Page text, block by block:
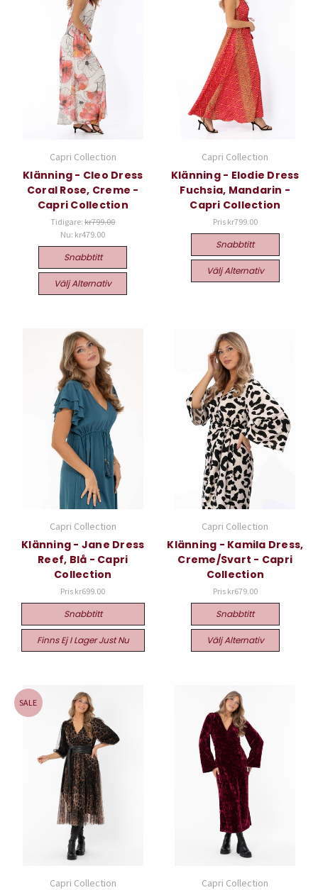
Capri Collection
Klänning - Cleo Dress
Coral Rose, Creme -
Capri Collection
Tidigare:kr799.00
Nu: kr479.00
Snabbtitt
Välj Alternativ
Capri Collection
Klänning - Elodie Dress
Fuchsia, Mandarin -
Capri Collection
Pris kr799.00
Snabbtitt
Välj Alternativ
Capri Collection
Klänning - Jane Dress
Reef, Blå - Capri
Collection
Pris kr699.00
Snabbtitt
Finns Ej I Lager Just Nu
Capri Collection
Klänning - Kamila Dress,
Creme/Svart - Capri
Collection
Pris kr679.00
Snabbtitt
Välj Alternativ
SALE
Capri Collection Capri Collection